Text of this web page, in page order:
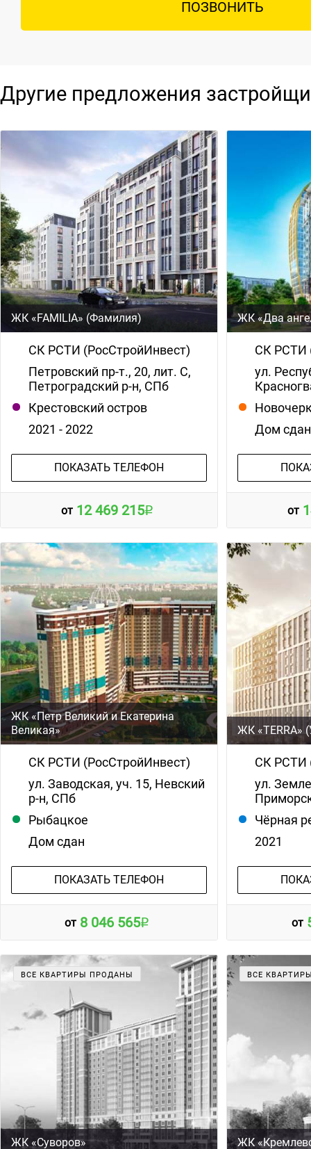
ПОЗВОНИТЬ
Другие предложения
ЖК «FAMILIA» (Фамилия)
СК РСТИ (РосСтройИнвест)
Петровский пр-т., 20, лит. С,
Петроградский р-н, СПб
Крестовский остров
2021 - 2022
ПОКАЗАТЬ ТЕЛЕФОН
от 12 469 215
ЖК «Два
СК РСТИ
ул.
Дом сдан
от
ЖК «Петр Великий и Екатерина
Великая»
СК РСТИ (РосСтройИнвест)
ул. Заводская, уч. 15, Невский
р-н, СПб
Рыбацкое
Дом сдан
ПОКАЗАТЬ ТЕЛЕФОН
от 8 046 565
ЖК «TERRA»
СК РСТИ
ул.
Чёрная
2021
от
ВСЕ КВАРТИРЫ ПРОДАНЫ
ЖК «Суворов»
ВСЕ
ЖК